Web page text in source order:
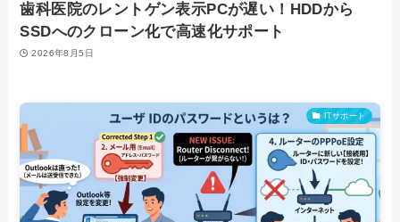
歯科医院のレントゲン表示PCが遅い！HDDから
SSDへのクローン化で高速化サポート
2026年8月5日
ITサポート